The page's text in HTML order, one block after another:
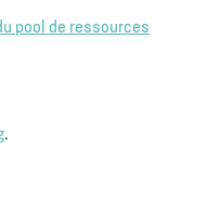
pool de ressources
.